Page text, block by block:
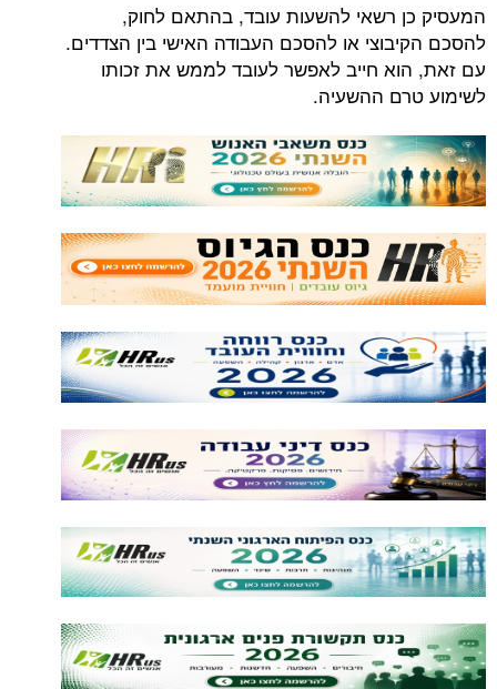
המעסיק כן רשאי להשעות עובד, בהתאם לחוק,
להסכם הקיבוצי או להסכם העבודה האישי בין הצדדים.
עם זאת, הוא חייב לאפשר לעובד לממש את זכותו
לשימוע טרם ההשעיה.